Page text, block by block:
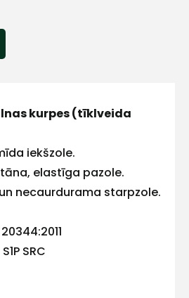
kurpes (tīklveida
iekšzole.
elastīga pazole.
necaurdurama starpzole.
SRC